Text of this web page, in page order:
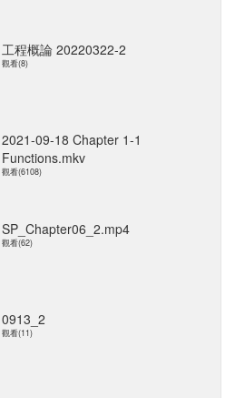
工程概論 20220322-2
觀看(8)
2021-09-18 Chapter 1-1
Functions.mkv
觀看(6108)
SP_Chapter06_2.mp4
觀看(62)
0913_2
觀看(11)